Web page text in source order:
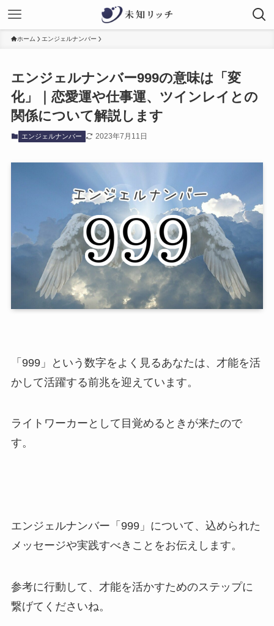
ホーム エンジェルナンバー
エンジェルナンバー999の意味は「変
化」｜恋愛運や仕事運、ツインレイとの
関係について解説します
エンジェルナンバー 2023年7月11日
「999」という数字をよく見るあなたは、才能を活
かして活躍する前兆を迎えています。
ライトワーカーとして目覚めるときが来たので
す。
エンジェルナンバー「999」について、込められた
メッセージや実践すべきことをお伝えします。
参考に行動して、才能を活かすためのステップに
繋げてくださいね。